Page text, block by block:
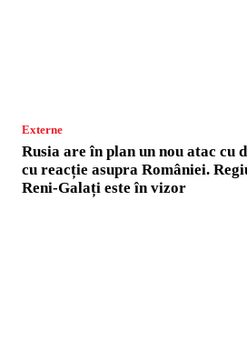
Externe
Rusia are în plan un nou atac cu
cu reacție asupra României.
Reni-Galați este în vizor